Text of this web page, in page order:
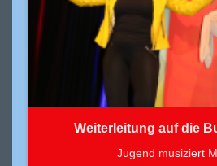
Weiterleitung auf die
Jugend musiziert